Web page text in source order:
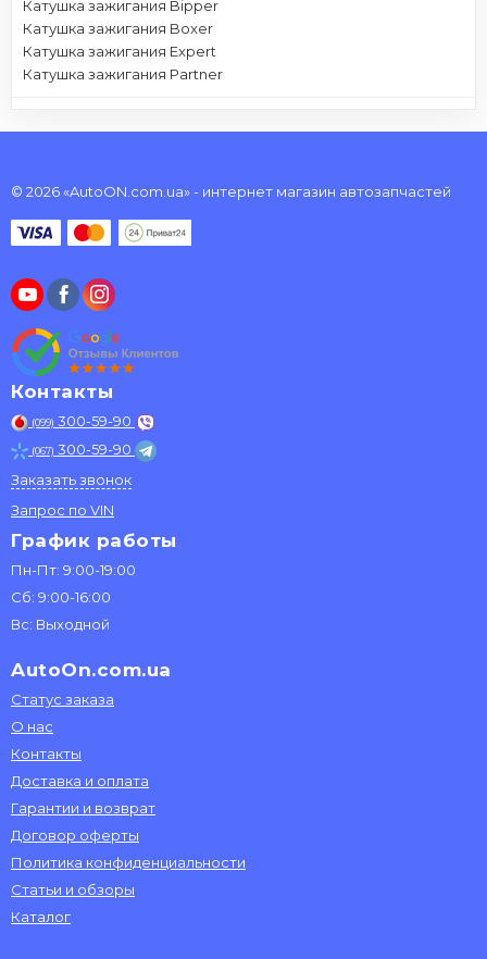
Катушка зажигания Bipper
Катушка зажигания Boxer
Катушка зажигания Expert
Катушка зажигания Partner
© 2026 «AutoON.com.ua» - интернет магазин автозапчастей
Контакты
(099) 300-59-90
(067) 300-59-90
Заказать звонок
Запрос по VIN
График работы
Пн-Пт: 9:00-19:00
Сб: 9:00-16:00
Вс: Выходной
AutoOn.com.ua
Статус заказа
О нас
Контакты
Доставка и оплата
Гарантии и возврат
Договор оферты
Политика конфиденциальности
Статьи и обзоры
Каталог